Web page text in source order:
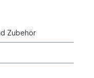
Zubehör